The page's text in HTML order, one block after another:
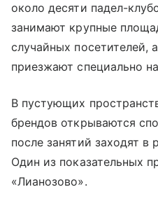
около десяти падел-
занимают крупные
случайных посетителей,
приезжают специально
В пустующих
брендов открываются
после занятий заходят в
Один из показательных
«Лианозово».